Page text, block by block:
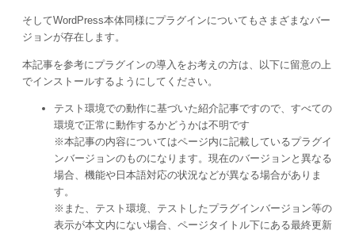
そしてWordPress本体同様にプラグインについてもさまざまなバー
ジョンが存在します。
本記事を参考にプラグインの導入をお考えの方は、以下に留意の上
でインストールするようにしてください。
テスト環境での動作に基づいた紹介記事ですので、すべての
環境で正常に動作するかどうかは不明です
※本記事の内容についてはページ内に記載しているプラグイ
ンバージョンのものになります。現在のバージョンと異なる
場合、機能や日本語対応の状況などが異なる場合がありま
す。
※また、テスト環境、テストしたプラグインバージョン等の
表示が本文内にない場合、ページタイトル下にある最終更新